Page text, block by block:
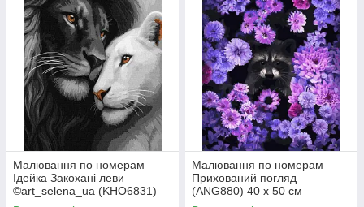
Малювання по номерам
Ідейка Закохані леви
©art_selena_ua (KHO6831)
40 х 50 см
Малювання по номерам
Прихований погляд
(ANG880) 40 х 50 см